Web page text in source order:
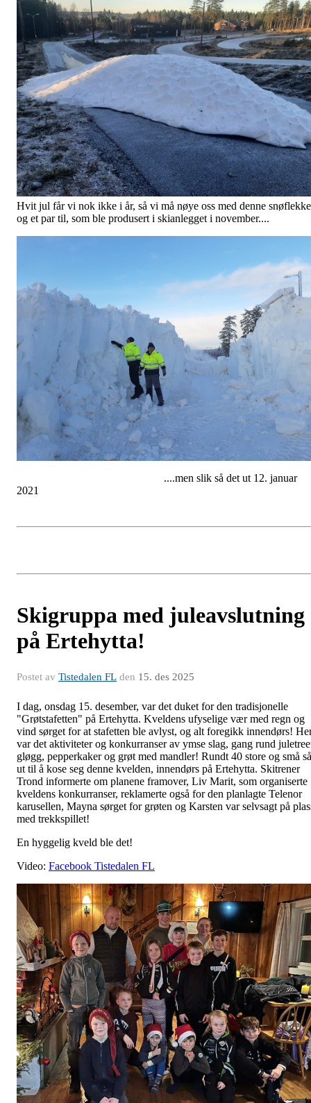
Hvit jul får vi nok ikke i år, så vi må nøye oss med denne
og et par til, som ble produsert i skianlegget i november....
....men slik så det ut 12. januar
2021
Skigruppa med juleavslutning
på Ertehytta!
Postet av Tistedalen FL den 15. des 2025
I dag, onsdag 15. desember, var det duket for den tradisjonelle
"Grøtstafetten" på Ertehytta. Kveldens ufyselige vær med regn og
vind sørget for at stafetten ble avlyst, og alt foregikk innendørs!
var det aktiviteter og konkurranser av ymse slag, gang rund
gløgg, pepperkaker og grøt med mandler! Rundt 40 store og små så
ut til å kose seg denne kvelden, innendørs på Ertehytta. Skitrener
Trond informerte om planene framover, Liv Marit, som organiserte
kveldens konkurranser, reklamerte også for den planlagte Telenor
karusellen, Mayna sørget for grøten og Karsten var selvsagt på
med trekkspillet!
En hyggelig kveld ble det!
Video: Facebook Tistedalen FL